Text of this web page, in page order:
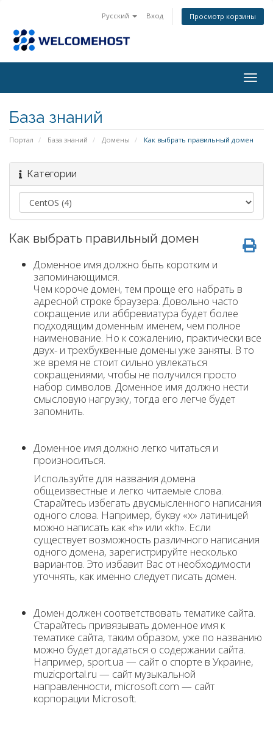
Русский Вход Просмотр корзины
База знаний
Портал База знаний Домены Как выбрать правильный домен
Категории
Как выбрать правильный домен
Доменное имя должно быть коротким и
запоминающимся.
Чем короче домен, тем проще его набрать в
адресной строке браузера. Довольно часто
сокращение или аббревиатура будет более
подходящим доменным именем, чем полное
наименование. Но к сожалению, практически все
двух- и трехбуквенные домены уже заняты. В то
же время не стоит сильно увлекаться
сокращениями, чтобы не получился просто
набор символов. Доменное имя должно нести
смысловую нагрузку, тогда его легче будет
запомнить.
Доменное имя должно легко читаться и
произноситься.
Используйте для названия домена
общеизвестные и легко читаемые слова.
Старайтесь избегать двусмысленного написания
одного слова. Например, букву «x» латиницей
можно написать как «h» или «kh». Если
существует возможность различного написания
одного домена, зарегистрируйте несколько
вариантов. Это избавит Вас от необходимости
уточнять, как именно следует писать домен.
Домен должен соответствовать тематике сайта.
Старайтесь привязывать доменное имя к
тематике сайта, таким образом, уже по названию
можно будет догадаться о содержании сайта.
Например, sport.ua — сайт о спорте в Украине,
muzicportal.ru — сайт музыкальной
направленности, microsoft.com — сайт
корпорации Microsoft.